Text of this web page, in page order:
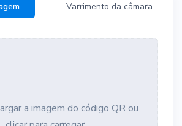
Varrimento da câmara
a imagem do código QR ou